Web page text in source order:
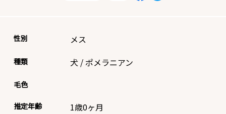
性別 メス
種類 犬 / ポメラニアン
毛色
推定年齢 1歳0ヶ月